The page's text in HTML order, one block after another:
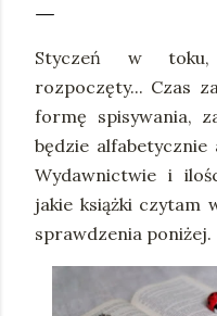
Styczeń w
rozpoczęty... Czas
formę spisywania,
będzie
Wydawnictwie i
jakie książki czytam
sprawdzenia poniżej.